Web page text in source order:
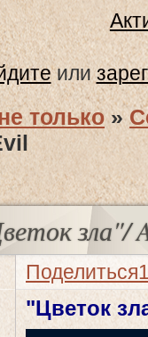
или
только »
зла"/
Поделиться
"Цветок